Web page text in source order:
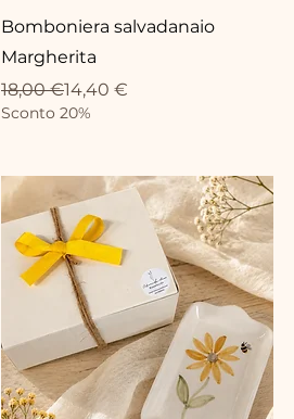
Bomboniera salvadanaio
Margherita
Prix original
18,00 €
Prix promotionnel
14,40 €
Sconto 20%